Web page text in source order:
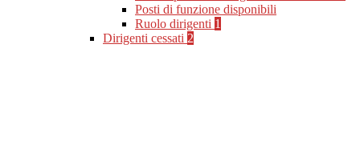
Posti di funzione disponibili
Ruolo dirigenti 1
Dirigenti cessati 2